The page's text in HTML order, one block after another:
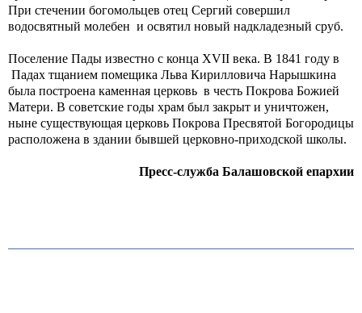
При стечении богомольцев отец Сергий совершил
водосвятный молебен и освятил новый надкладезный сруб.
Поселение Пады известно с конца XVII века. В 1841 году в
Падах тщанием помещика Льва Кирилловича Нарышкина
была построена каменная церковь в честь Покрова Божией
Матери. В советские годы храм был закрыт и уничтожен,
ныне существующая церковь Покрова Пресвятой Богородицы
расположена в здании бывшей церковно-приходской школы.
Пресс-служба Балашовской епархии